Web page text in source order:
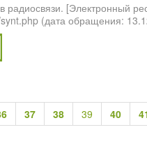
радиосвязи. [Электронный
(дата обращения:
37 38 39 40